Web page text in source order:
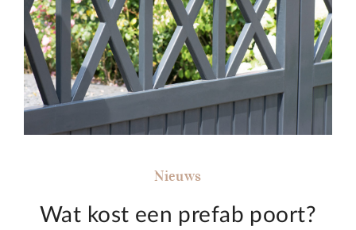
Nieuws
Wat kost een prefab poort?